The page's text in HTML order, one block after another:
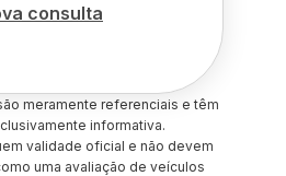
consulta
meramente referenciais e têm
informativa.
validade oficial e não devem
uma avaliação de veículos